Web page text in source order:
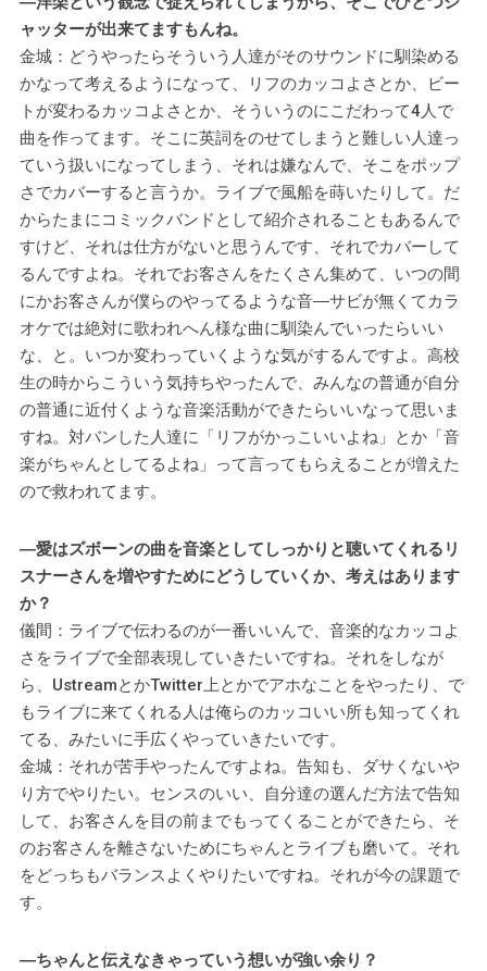
ャッターが出来てますもんね。
金城：どうやったらそういう人達がそのサウンドに馴染める
かなって考えるようになって、リフのカッコよさとか、ビー
トが変わるカッコよさとか、そういうのにこだわって4人で
曲を作ってます。そこに英詞をのせてしまうと難しい人達っ
ていう扱いになってしまう、それは嫌なんで、そこをポップ
さでカバーすると言うか。ライブで風船を蒔いたりして。だ
からたまにコミックバンドとして紹介されることもあるんで
すけど、それは仕方がないと思うんです、それでカバーして
るんですよね。それでお客さんをたくさん集めて、いつの間
にかお客さんが僕らのやってるような音―サビが無くてカラ
オケでは絶対に歌われへん様な曲に馴染んでいったらいい
な、と。いつか変わっていくような気がするんですよ。高校
生の時からこういう気持ちやったんで、みんなの普通が自分
の普通に近付くような音楽活動ができたらいいなって思いま
すね。対バンした人達に「リフがかっこいいよね」とか「音
楽がちゃんとしてるよね」って言ってもらえることが増えた
ので救われてます。
―愛はズボーンの曲を音楽としてしっかりと聴いてくれるリ
スナーさんを増やすためにどうしていくか、考えはあります
か？
儀間：ライブで伝わるのが一番いいんで、音楽的なカッコよ
さをライブで全部表現していきたいですね。それをしなが
ら、UstreamとかTwitter上とかでアホなことをやったり、で
もライブに来てくれる人は俺らのカッコいい所も知ってくれ
てる、みたいに手広くやっていきたいです。
金城：それが苦手やったんですよね。告知も、ダサくないや
り方でやりたい。センスのいい、自分達の選んだ方法で告知
して、お客さんを目の前までもってくることができたら、そ
のお客さんを離さないためにちゃんとライブも磨いて。それ
をどっちもバランスよくやりたいですね。それが今の課題で
す。
―ちゃんと伝えなきゃっていう想いが強い余り？